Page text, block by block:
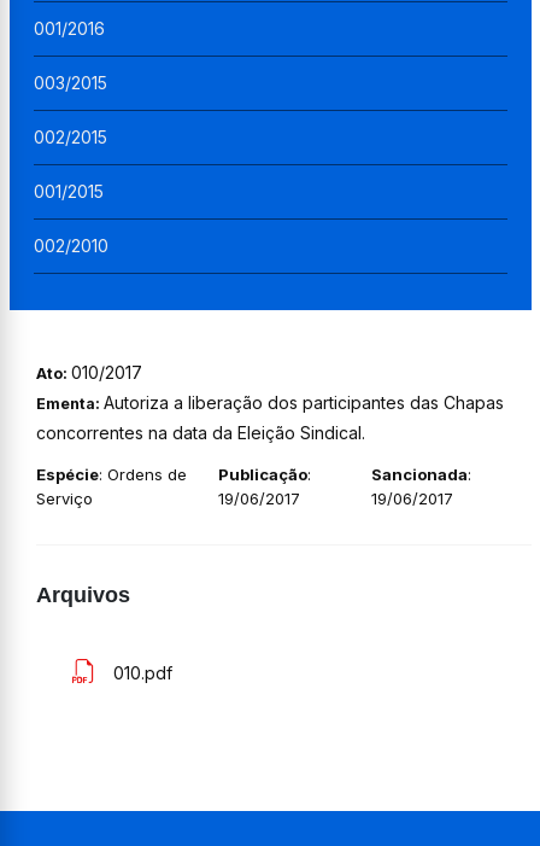
001/2016
003/2015
002/2015
001/2015
002/2010
Ato: 010/2017
Ementa: Autoriza a liberação dos participantes das Chapas
concorrentes na data da Eleição Sindical.
Espécie: Ordens de
Serviço
Publicação:
19/06/2017
Sancionada:
19/06/2017
Arquivos
010.pdf